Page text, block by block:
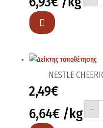

NESTLE
2,49€
6,64€ /kg -